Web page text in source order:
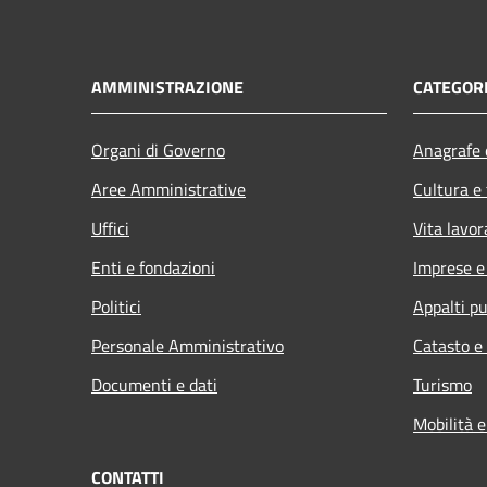
AMMINISTRAZIONE
Organi di Governo
Aree Amministrative
Uffici
Enti e fondazioni
Politici
Personale Amministrativo
Documenti e dati
Cultura
Vita
Imprese
Appalti
Catasto
Turismo
Mobilità
CONTATTI